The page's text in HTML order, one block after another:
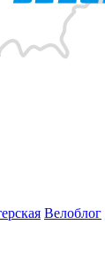
Велоблог